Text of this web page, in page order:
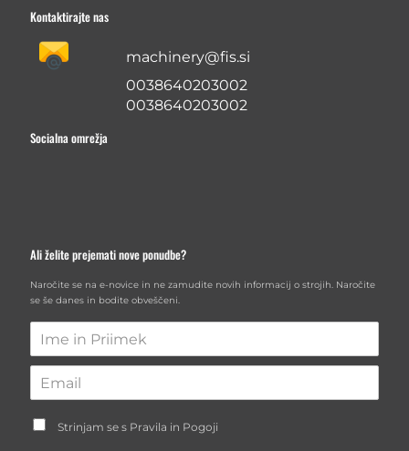
Kontaktirajte nas
machinery@fis.si
0038640203002
0038640203002
Socialna omrežja
Ali želite prejemati nove ponudbe?
Naročite se na e-novice in ne zamudite novih informacij o strojih. Naročite
se še danes in bodite obveščeni.
Strinjam se s Pravila in Pogoji